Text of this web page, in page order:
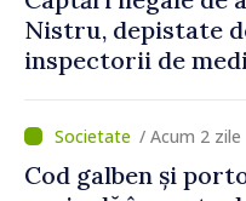
Nistru, depistate
inspectorii de
/ Acum 2 zile
Cod galben și